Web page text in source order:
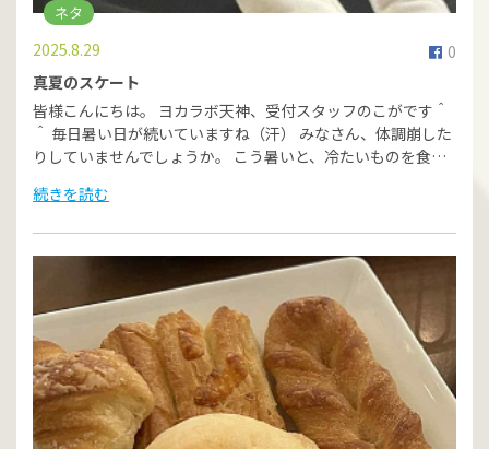
ネタ
0
2025.8.29
真夏のスケート
皆様こんにちは。 ヨカラボ天神、受付スタッフのこがです＾
＾ 毎日暑い日が続いていますね（汗） みなさん、体調崩した
りしていませんでしょうか。 こう暑いと、冷たいものを食…
続きを読む